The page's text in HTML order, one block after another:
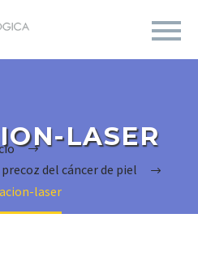
LASER
del cáncer de piel
laser